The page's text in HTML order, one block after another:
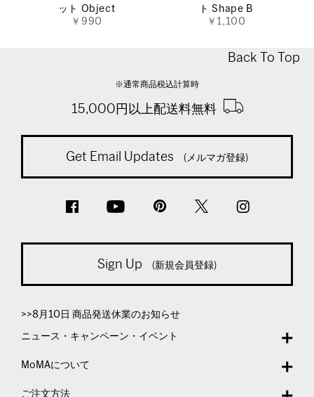
ット Object
￥990
ト Shape B
￥1,100
Back To Top
※通常商品税込計算時
15,000円以上配送料無料
Get Email Updates (メルマガ登録)
Sign Up (新規会員登録)
>>8月10日 商品発送休業のお知らせ
ニュース・キャンペーン・イベント
MoMAについて
ご注文方法